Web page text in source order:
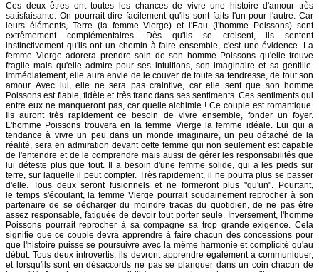
Ces deux êtres ont toutes les chances de vivre une histoire d'amour très
satisfaisante. On pourrait dire facilement qu'ils sont faits l'un pour l'autre. Car
leurs éléments, Terre (la femme Vierge) et l'Eau (l'homme Poissons) sont
extrêmement complémentaires. Dès qu'ils se croisent, ils sentent
instinctivement qu'ils ont un chemin à faire ensemble, c'est une évidence. La
femme Vierge adorera prendre soin de son homme Poissons qu'elle trouve
fragile mais qu'elle admire pour ses intuitions, son imaginaire et sa gentille.
Immédiatement, elle aura envie de le couver de toute sa tendresse, de tout son
amour. Avec lui, elle ne sera pas craintive, car elle sent que son homme
Poissons est fiable, fidèle et très franc dans ses sentiments. Ces sentiments qui
entre eux ne manqueront pas, car quelle alchimie ! Ce couple est romantique.
Ils auront très rapidement ce besoin de vivre ensemble, fonder un foyer.
L'homme Poissons trouvera en la femme Vierge la femme idéale. Lui qui a
tendance à vivre un peu dans un monde imaginaire, un peu détaché de la
réalité, sera en admiration devant cette femme qui non seulement est capable
de l'entendre et de le comprendre mais aussi de gérer les responsabilités que
lui déteste plus que tout. Il a besoin d'une femme solide, qui a les pieds sur
terre, sur laquelle il peut compter. Très rapidement, il ne pourra plus se passer
d'elle. Tous deux seront fusionnels et ne formeront plus "qu'un". Pourtant,
le temps s'écoulant, la femme Vierge pourrait soudainement reprocher à son
partenaire de se décharger du moindre tracas du quotidien, de ne pas être
assez responsable, fatiguée de devoir tout porter seule. Inversement, l'homme
Poissons pourrait reprocher à sa compagne sa trop grande exigence. Cela
signifie que ce couple devra apprendre à faire chacun des concessions pour
que l'histoire puisse se poursuivre avec la même harmonie et complicité qu'au
début. Tous deux introvertis, ils devront apprendre également à communiquer,
et lorsqu'ils sont en désaccords ne pas se planquer dans un coin chacun de